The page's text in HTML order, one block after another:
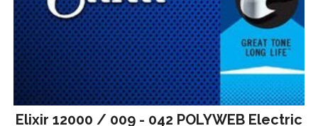
Elixir 12000 / 009 - 042 POLYWEB Electric